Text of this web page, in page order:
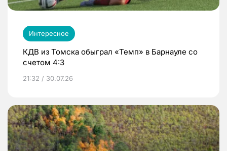
Интересное
КДВ из Томска обыграл «Темп» в Барнауле со
счетом 4:3
21:32 / 30.07.26